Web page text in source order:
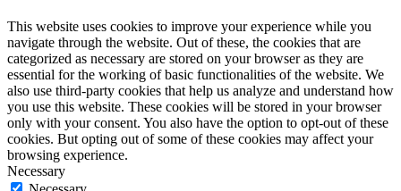
This website uses cookies to improve your experience while you
navigate through the website. Out of these, the cookies that are
categorized as necessary are stored on your browser as they are
essential for the working of basic functionalities of the website. We
also use third-party cookies that help us analyze and understand how
you use this website. These cookies will be stored in your browser
only with your consent. You also have the option to opt-out of these
cookies. But opting out of some of these cookies may affect your
browsing experience.
Necessary